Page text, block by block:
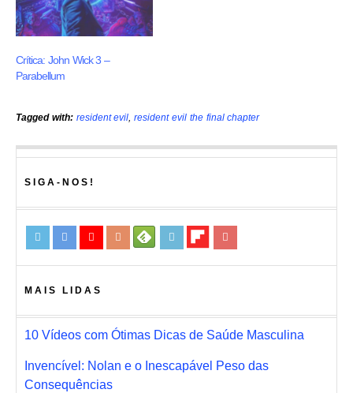
Crítica: John Wick 3 –
Parabellum
Tagged with: resident evil,resident evil the final chapter
SIGA-NOS!
MAIS LIDAS
10 Vídeos com Ótimas Dicas de Saúde Masculina
Invencível: Nolan e o Inescapável Peso das
Consequências